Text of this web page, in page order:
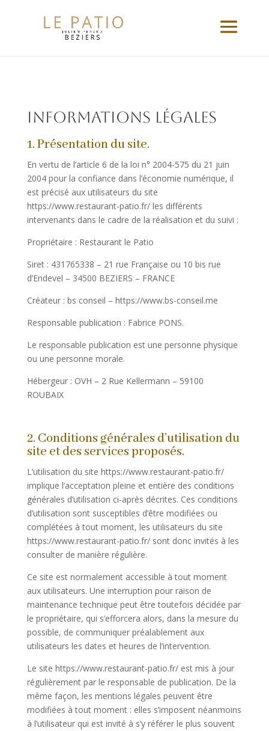
Informations légales
1. Présentation du site.
En vertu de l’article 6 de la loi n° 2004-575 du 21 juin
2004 pour la confiance dans l’économie numérique, il
est précisé aux utilisateurs du site
https://www.restaurant-patio.fr/ les différents
intervenants dans le cadre de la réalisation et du suivi :
Propriétaire : Restaurant le Patio
Siret : 431765338 – 21 rue Française ou 10 bis rue
d’Endevel – 34500 BEZIERS – FRANCE
Créateur : bs conseil – https://www.bs-conseil.me
Responsable publication : Fabrice PONS.
Le responsable publication est une personne physique
ou une personne morale.
Hébergeur : OVH – 2 Rue Kellermann – 59100
ROUBAIX
2. Conditions générales d’utilisation du
site et des services proposés.
L’utilisation du site https://www.restaurant-patio.fr/
implique l’acceptation pleine et entière des conditions
générales d’utilisation ci-après décrites. Ces conditions
d’utilisation sont susceptibles d’être modifiées ou
complétées à tout moment, les utilisateurs du site
https://www.restaurant-patio.fr/ sont donc invités à les
consulter de manière régulière.
Ce site est normalement accessible à tout moment
aux utilisateurs. Une interruption pour raison de
maintenance technique peut être toutefois décidée par
le propriétaire, qui s’efforcera alors, dans la mesure du
possible, de communiquer préalablement aux
utilisateurs les dates et heures de l’intervention.
Le site https://www.restaurant-patio.fr/ est mis à jour
régulièrement par le responsable de publication. De la
même façon, les mentions légales peuvent être
modifiées à tout moment : elles s’imposent néanmoins
à l’utilisateur qui est invité à s’y référer le plus souvent